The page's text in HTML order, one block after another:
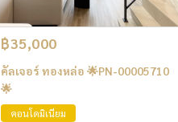
฿35,000
คัลเจอร์ ทองหล่อ 🌟PN-00005710
🌟
คอนโดมิเนียม